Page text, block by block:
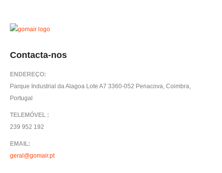
Contacta-nos
ENDEREÇO:
Parque Industrial da Alagoa Lote A7 3360-052 Penacova, Coimbra,
Portugal
TELEMÓVEL :
239 952 192
EMAIL:
geral@gomair.pt